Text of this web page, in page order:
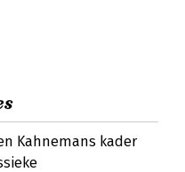
Kahnemans kader